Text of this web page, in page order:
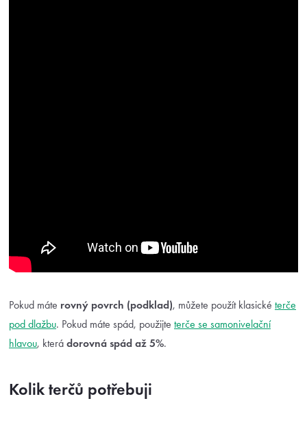
Pokud máte rovný povrch (podklad), můžete použít klasické terče
pod dlažbu. Pokud máte spád, použijte terče se samonivelační
hlavou, která dorovná spád až 5%.
Kolik terčů potřebuji